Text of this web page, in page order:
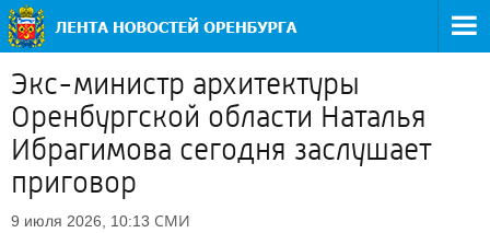
Экс-министр архитектуры
Оренбургской области Наталья
Ибрагимова сегодня заслушает
приговор
9 июля 2026, 10:13 СМИ